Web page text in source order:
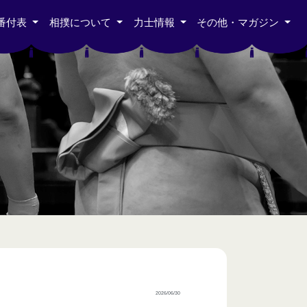
付表 相撲について 力士情報 その他・マガジン
2026/06/30